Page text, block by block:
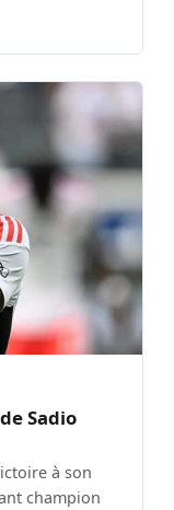
Sadio
à son
champion